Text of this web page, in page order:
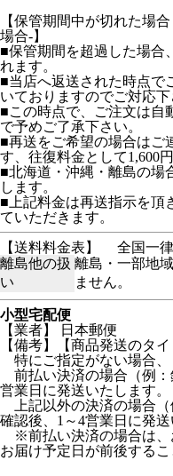
【保管期間中が切れた場
場合-】
■保管期間を超過した場合
れます。
■当店へ返送された時点で
いておりますのでご対応
■この時点で、ご注文は自
で予めご了承下さい。
■再送をご希望の場合はご
す、往復料金として1,600
■北海道・沖縄・離島の場
します。
■上記料金は再送指示を頂
ていただきます。
【送料料金表】
全国一律
離島他の扱
い
離島・一部地
ません。
小型宅配便
【業者】 日本郵便
【備考】【商品発送のタイ
特にご指定がない場合、
前払い決済の場合（例
営業日に発送いたします。
上記以外の決済の場合
確認後、1～4営業日に発送
※前払い決済の場合は、
お届け予定日が前後するこ